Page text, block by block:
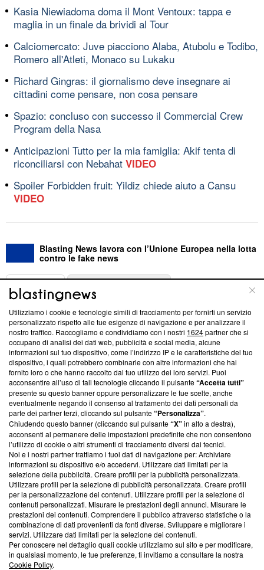
Kasia Niewiadoma doma il Mont Ventoux: tappa e
maglia in un finale da brividi al Tour
Calciomercato: Juve piacciono Alaba, Atubolu e Todibo,
Romero all'Atleti, Monaco su Lukaku
Richard Gingras: il giornalismo deve insegnare ai
cittadini come pensare, non cosa pensare
Spazio: concluso con successo il Commercial Crew
Program della Nasa
Anticipazioni Tutto per la mia famiglia: Akif tenta di
riconciliarsi con Nebahat VIDEO
Spoiler Forbidden fruit: Yildiz chiede aiuto a Cansu
VIDEO
Blasting News lavora con l’Unione Europea nella lotta
contro le fake news
ABOUT
Questa sezione offre informazioni trasparenti su Blasting
News, sui nostri processi editoriali e su come ci impegniamo a
creare news di qualità. Inoltre, afferma la nostra aderenza a
‘Trust Project - News with Integrity’Blasting News non è
ancora membro del programma, ma ha richiesto di farne
parte; Trust Project non ha ancora effettuato una verifica di
conformità agli standard.
Su di noi
Team editoriale
Corporate
Redazione
Informativa Privacy
Cookie Policy
Blasting SA, IDI CHE-247.845.224, Via Carlo Frasca, 3 - 6900
Lugano (Svizzera) Tel:+39 0690258937
Utilizziamo i cookie e tecnologie simili di tracciamento per fornirti un servizio
personalizzato rispetto alle tue esigenze di navigazione e per analizzare il
nostro traffico. Raccogliamo e condividiamo con i nostri 1624partner che si
occupano di analisi dei dati web, pubblicità e social media, alcune
informazioni sul tuo dispositivo, come l’indirizzo IP e le caratteristiche del tuo
dispositivo, i quali potrebbero combinarle con altre informazioni che hai
fornito loro o che hanno raccolto dal tuo utilizzo dei loro servizi. Puoi
acconsentire all’uso di tali tecnologie cliccando il pulsante“Accetta tutti”
presente su questo banner oppure personalizzare le tue scelte, anche
eventualmente negando il consenso al trattamento dei dati personali da
parte dei partner terzi, cliccando sul pulsante“Personalizza”.
Chiudendo questo banner (cliccando sul pulsante“X”in alto a destra),
acconsenti al permanere delle impostazioni predefinite che non consentono
l’utilizzo di cookie o altri strumenti di tracciamento diversi dai tecnici.
Noi e i nostri partner trattiamo i tuoi dati di navigazione per: Archiviare
informazioni su dispositivo e/o accedervi. Utilizzare dati limitati per la
selezione della pubblicità. Creare profili per la pubblicità personalizzata.
Utilizzare profili per la selezione di pubblicità personalizzata. Creare profili
per la personalizzazione dei contenuti. Utilizzare profili per la selezione di
contenuti personalizzati. Misurare le prestazioni degli annunci. Misurare le
prestazioni dei contenuti. Comprendere il pubblico attraverso statistiche o la
combinazione di dati provenienti da fonti diverse. Sviluppare e migliorare i
servizi. Utilizzare dati limitati per la selezione dei contenuti.
Per conoscere nel dettaglio quali cookie utilizziamo sul sito e per modificare,
in qualsiasi momento, le tue preferenze, ti invitiamo a consultare la nostra
Cookie Policy.